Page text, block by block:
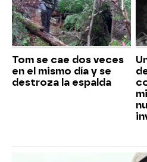
Tom se cae dos veces
en el mismo día y se
destroza la espalda